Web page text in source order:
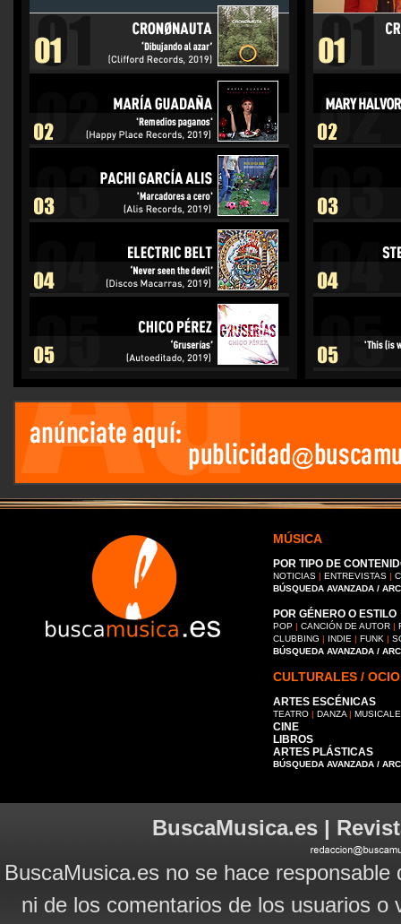
MÚSICA
POR TIPO DE
NOTICIAS | ENTREVISTAS |
BÚSQUEDA AVANZADA /
POR GÉNERO O ESTILO
POP | CANCIÓN DE AUTOR |
CLUBBING | INDIE | FUNK |
BÚSQUEDA AVANZADA /
CULTURALES / OCIO
ARTES ESCÉNICAS
TEATRO | DANZA |
CINE
LIBROS
ARTES PLÁSTICAS
BÚSQUEDA AVANZADA /
BuscaMusica.es |
BuscaMusica.es no se hace
ni de los comentarios de los usuarios